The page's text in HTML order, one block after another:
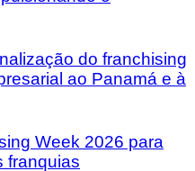
do franchising
ao Panamá e à
Week 2026 para
franquias